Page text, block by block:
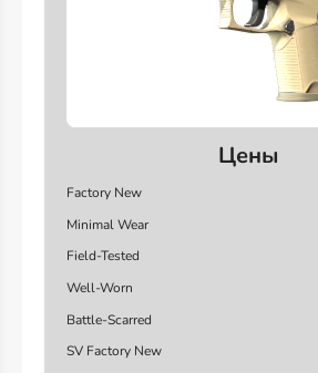
Цены
Factory New
Minimal Wear
Field-Tested
Well-Worn
Battle-Scarred
SV Factory New